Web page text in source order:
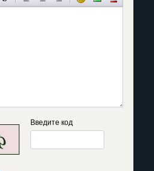
Введите код